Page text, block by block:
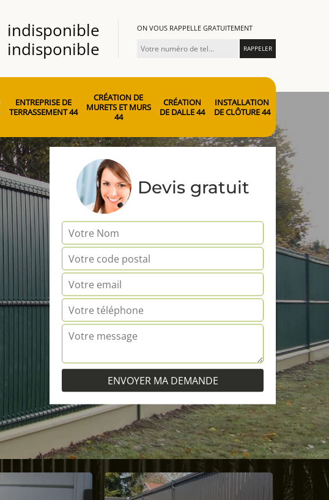
indisponible
indisponible
ON VOUS RAPPELLE GRATUITEMENT
ENTREPRISE DE
TERRASSEMENT 44
CRÉATION DE
MURETS ET MURS
44
CRÉATION
DE DALLE 44
INSTALLATION
DE CLÔTURE 44
Devis gratuit